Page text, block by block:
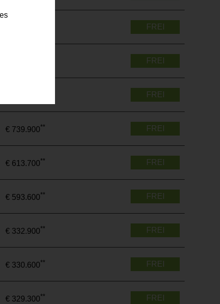
FREI
FREI
FREI
€ 739.900** FREI
€ 613.700** FREI
€ 593.600** FREI
€ 332.900** FREI
€ 330.600** FREI
€ 329.300** FREI